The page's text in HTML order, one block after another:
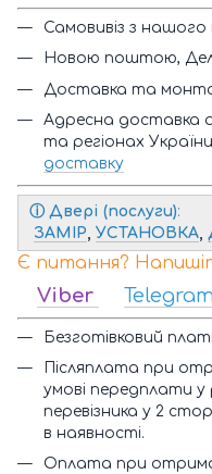
Самовивіз з нашого
Новою поштою,
Доставка та
Адресна доставка
та регіонах
доставку
ⓘ Двері (послуги):
ЗАМІР УСТАНОВКА
Є питання?
Viber Telegram
Безготівковий
Післяплата при
умові передплати у
перевізника у 2
в наявності.
Оплата при